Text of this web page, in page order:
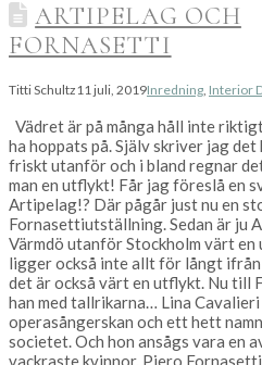
ARTIPELAG OCH
FORNASETTI
Titti Schultz11 juli, 2019Inredning Interior
Vädret är på många håll inte
ha hoppats på. Själv skriver jag
friskt utanför och i bland regnar
man en utflykt! Får jag föreslå en
Artipelag!? Där pågår just nu en
Fornasettiutställning. Sedan är ju
Värmdö utanför Stockholm värt
ligger också inte allt för långt
det är också värt en utflykt. Nu till
han med tallrikarna… Lina
operasångerskan och ett hett
societet. Och hon ansågs vara en
vackraste kvinnor. Piero